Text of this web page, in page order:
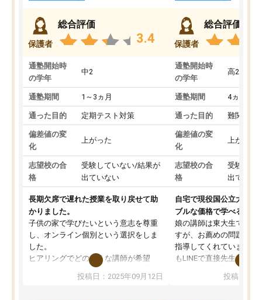
保護者
総合評価
3.4
通塾開始時
の学年
中2
通塾期間 1～3ヵ月
通った目的 定期テスト対策
偏差値の変
化
上がった
志望校の合
格
受験していない/結果が
出ていない
長期欠席で遅れた授業を取り戻せて助
かりました。
子供の家で学びたいという意志を尊重
し、オンライン個別という選択をしま
した。
ヒアリングでどのような講師が希望
か、オプションは付帯するかなど選ぶ
事が出来ました。
投稿日：2025年09月12日
保護者
総合評価
通塾開始時
の学年
高2
通塾期間 4ヵ月～1
通った目的 難関私立
偏差値の変
化
上がった
志望校の合
格
受験して
出ていな
自宅で現役国公立大学生
ブルな価格で学べる
娘の講師は東大生では無
すが、お薦めの問題集や
指導してくれています。
もLINEで直接先生に質問
めれるので、個人に合
投稿日：